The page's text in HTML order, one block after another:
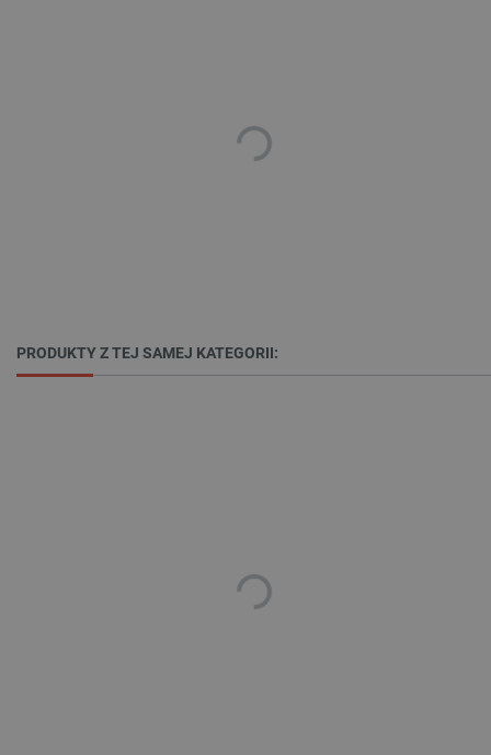
PRODUKTY Z TEJ SAMEJ KATEGORII:
jak logowanie użytkownika i zarządzanie kontem.
Bez niezbędnych plików cookie nie można
prawidłowo korzystać ze strony internetowej.
Polityce prywatności Google